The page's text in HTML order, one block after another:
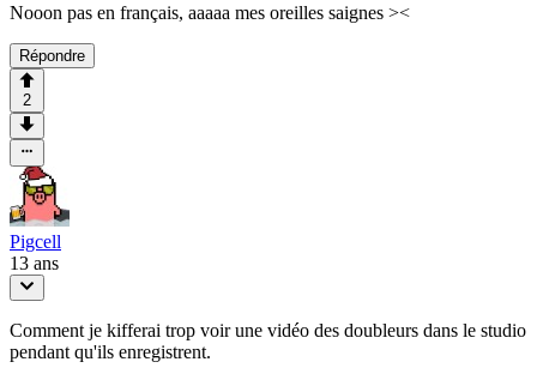
Nooon pas en français, aaaaa mes oreilles saignes ><
Répondre
2
Pigcell
13 ans
Comment je kifferai trop voir une vidéo des doubleurs dans le studio
pendant qu'ils enregistrent.